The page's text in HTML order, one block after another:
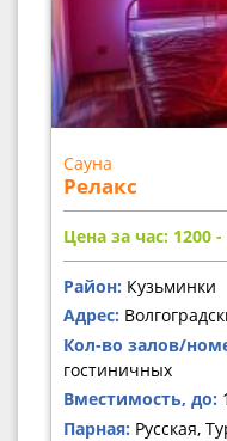
Сауна
Релакс
Цена за час: 1200 -
Район: Кузьминки
Адрес:
Кол-во залов/
гостиничных
Вместимость, до:
Парная: Русская,